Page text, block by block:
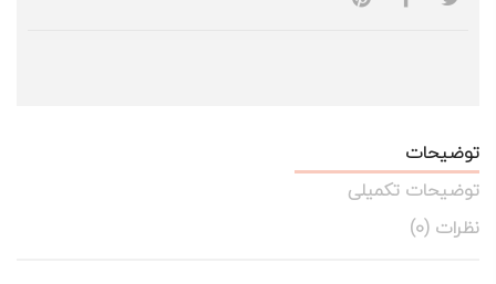
توضیحات
توضیحات تکمیلی
نظرات (0)